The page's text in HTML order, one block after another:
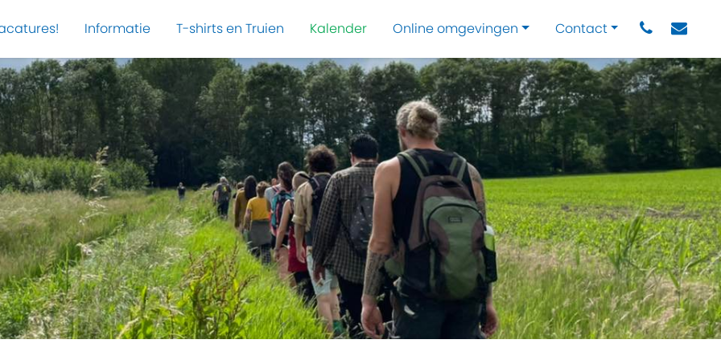
Informatie T-shirts en Truien Kalender Online omgevingen Contact